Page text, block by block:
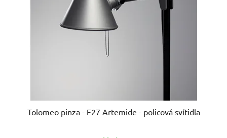
Tolomeo pinza - E27 Artemide - policová svítidla